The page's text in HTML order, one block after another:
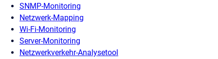
SNMP-Monitoring
Netzwerk-Mapping
Wi-Fi-Monitoring
Server-Monitoring
Netzwerkverkehr-Analysetool